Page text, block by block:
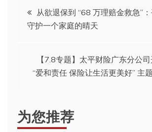
文
章
从欲退保到 “68 万理赔金救急”
守护一个家庭的晴天
【7.8专题】太平财险广东分公
“爱和责任 保险让生活更美好” 主
为您推荐